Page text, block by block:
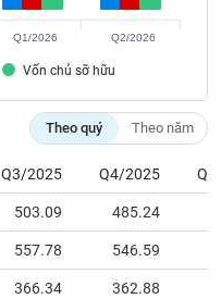
Vốn chủ sỡ hữu
Q1/2026 Q2/2026
Theo quý Theo năm
Q3/2025 Q4/2025
503.09 485.24
557.78 546.59
366.34 362.88